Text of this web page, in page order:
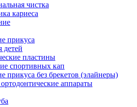
чистка
кариеса
прикуса
детей
пластины
спортивных кап
прикуса без брекетов (элайнеры)
аппараты